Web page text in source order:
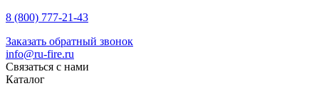
8 (800) 777-21-43
Заказать обратный звонок
info@ru-fire.ru
Связаться с нами
Каталог